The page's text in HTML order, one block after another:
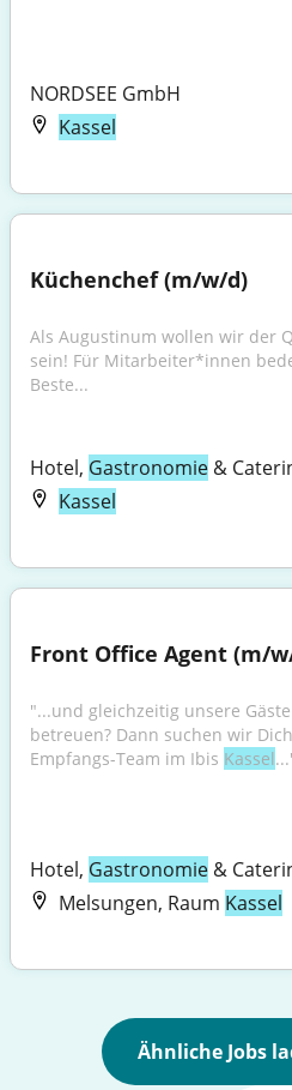
NORDSEE GmbH
Kassel
Küchenchef (m/w/d)
Als Augustinum wollen wir der
sein! Für Mitarbeiter*innen
Beste...
Hotel, Gastronomie &
Kassel
Front Office Agent (m/
"...und gleichzeitig unsere
betreuen? Dann suchen wir
Empfangs-Team im Ibis Kassel
Hotel, Gastronomie &
Melsungen, Raum Kassel
Ähnliche Jobs